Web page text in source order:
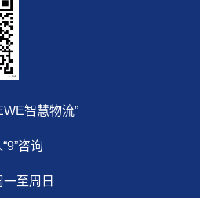
智慧物流”
咨询
至周日